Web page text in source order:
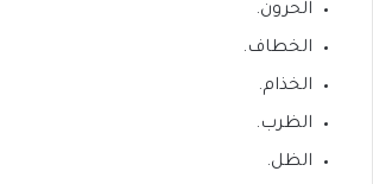
الحرون.
الخطاف.
الخذام.
الظرب.
الظل.